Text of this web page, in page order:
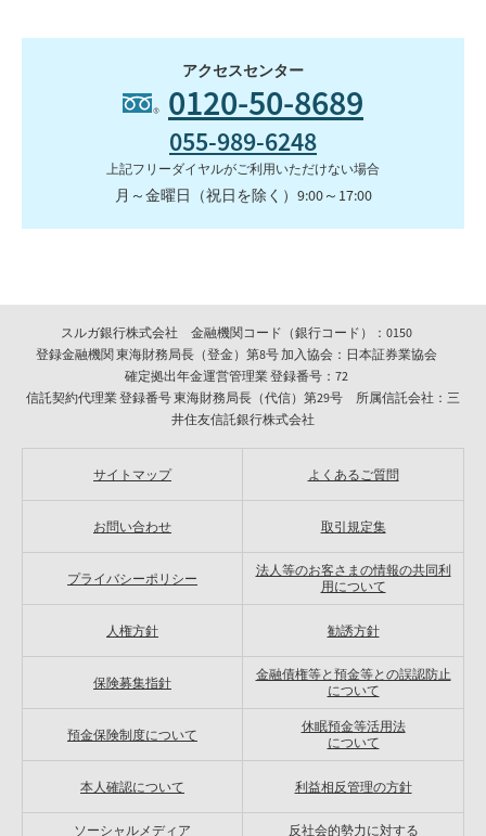
アクセスセンター
0120-50-8689
055-989-6248
上記フリーダイヤルがご利用いただけない場合
月～金曜日（祝日を除く）9:00～17:00
スルガ銀行株式会社 金融機関コード（銀行コード）：0150
登録金融機関 東海財務局長（登金）第8号 加入協会：日本証券業協会
確定拠出年金運営管理業 登録番号：72
信託契約代理業 登録番号 東海財務局長（代信）第29号 所属信託会社：三
井住友信託銀行株式会社
サイトマップ よくあるご質問
お問い合わせ 取引規定集
プライバシーポリシー
法人等のお客さまの情報の共同利
用について
人権方針 勧誘方針
保険募集指針
金融債権等と預金等との誤認防止
について
預金保険制度について
休眠預金等活用法
について
本人確認について 利益相反管理の方針
ソーシャルメディア 反社会的勢力に対する